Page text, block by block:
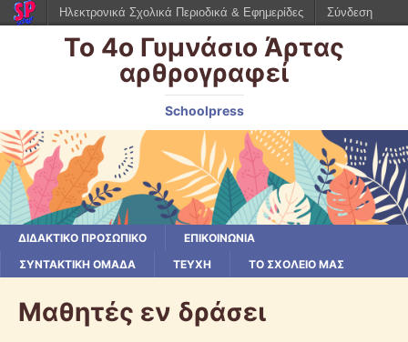
Το 4ο Γυμνάσιο Άρτας
αρθρογραφεί
Schoolpress
ΔΙΔΑΚΤΙΚΟ ΠΡΟΣΩΠΙΚΟ
ΕΠΙΚΟΙΝΩΝΙΑ
ΣΥΝΤΑΚΤΙΚΗ ΟΜΑΔΑ
ΤΕΥΧΗ ΤΟ ΣΧΟΛΕΙΟ ΜΑΣ
Μαθητές εν δράσει
Ηλεκτρονικά Σχολικά Περιοδικά & Εφημερίδες Σύνδεση